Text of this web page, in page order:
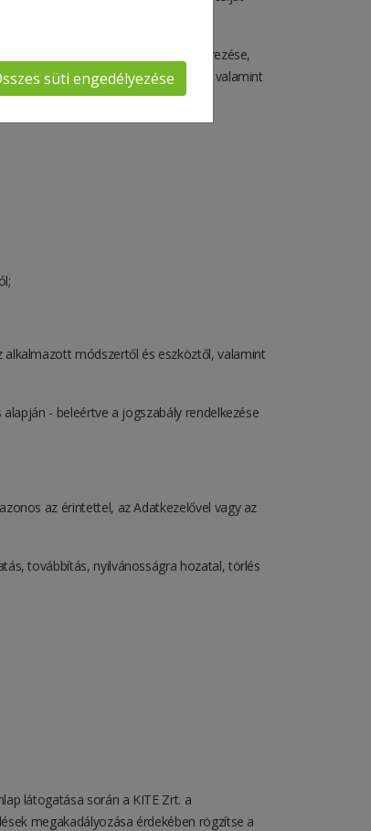
végrehajtatja;
felvétele, rögzítése, rendszerezése,
törlése és megsemmisítése, valamint
fizikai jellemzők rögzítése;
módszertől és eszköztől, valamint
- beleértve a jogszabály rendelkezése
az érintettel, az Adatkezelővel vagy az
továbbítás, nyilvánosságra hozatal, törlés
látogatása során a KITE Zrt. a
megakadályozása érdekében rögzítse a
Összes süti engedélyezése